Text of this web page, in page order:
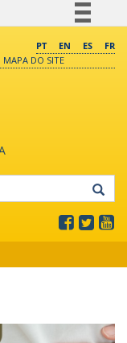
BR
PT EN ES
FR
MAPA DO SITE